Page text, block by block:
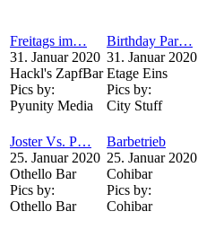
Freitags im…
31. Januar 2020
Hackl's ZapfBar
Pics by:
Pyunity Media
Birthday Par…
31. Januar 2020
Etage Eins
Pics by:
City Stuff
Joster Vs. P…
25. Januar 2020
Othello Bar
Pics by:
Othello Bar
Barbetrieb
25. Januar 2020
Cohibar
Pics by:
Cohibar